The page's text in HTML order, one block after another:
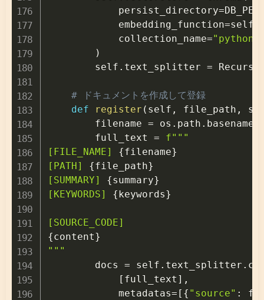
            persist_directory
=
            embedding_function
=self
            collection_name
=
)
        self
. text_splitter =
# ドキュメントを作成して登録
def
register ( self , file_path ,
        filename
= os . path . basename
        full_text
=
f"""
[FILE_NAME] {filename}
[PATH] {file_path}
[SUMMARY] {summary}
[KEYWORDS] { keywords}
{content}
"""
docs = self . text_splitter .
[ full_text ] ,
            metadatas
= [ { "source" :